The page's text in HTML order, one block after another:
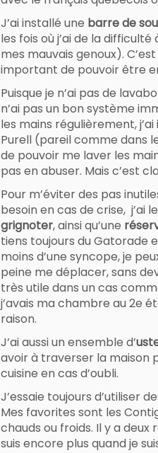
J’ai installé une barre de
les fois où j’ai de la
mes mauvais genoux).
important de pouvoir être
Puisque je n’ai pas de
n’ai pas un bon système
les mains régulièrement,
Purell (pareil comme dans
de pouvoir me laver les
pas en abuser. Mais c’est
Pour m’éviter des pas
besoin en cas de crise, j’ai le
grignoter, ainsi qu’une
tiens toujours du Gatorade
moins d’une syncope, je
peine me déplacer, sans
très utile dans un cas
j’avais ma chambre au 2e
raison.
J’ai aussi un ensemble d’
avoir à traverser la maison
cuisine en cas d’oubli.
J’essaie toujours d’utiliser
Mes favorites sont les
chauds ou froids. Il y a deux
suis encore plus quand je